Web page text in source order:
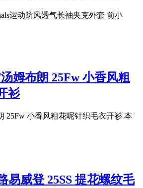
运动防风透气长袖夹克外套 前小
姆布朗 25Fw 小香风粗
衫
25Fw 小香风粗花呢针织毛衣开衫 本
易威登 25SS 提花螺纹毛